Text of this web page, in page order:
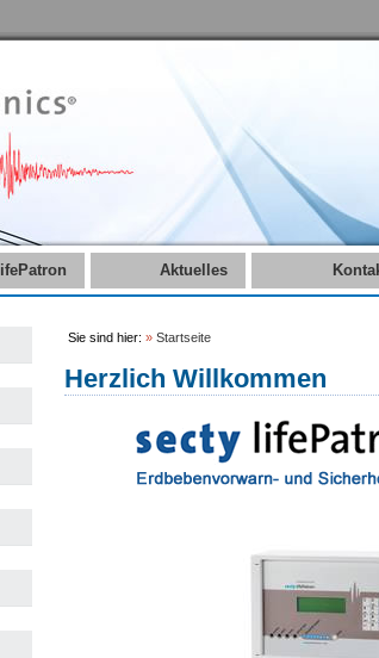
lifePatron Aktuelles
Sie sind hier: » Startseite
Herzlich Willkommen